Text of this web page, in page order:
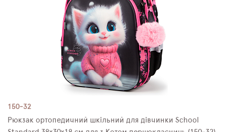
150-32
Рюкзак ортопедичний шкільний для дівчинки School